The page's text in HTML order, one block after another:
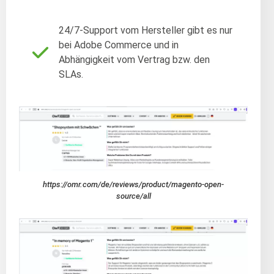
24/7-Support vom Hersteller gibt es nur
bei Adobe Commerce und in
Abhängigkeit vom Vertrag bzw. den
SLAs.
https://omr.com/de/reviews/product/magento-open-
source/all